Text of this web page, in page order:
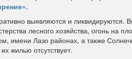
выявляются и ликвидируются.
лесного хозяйства, огонь на
имени Лазо районах, а также
жилью отсутствует.